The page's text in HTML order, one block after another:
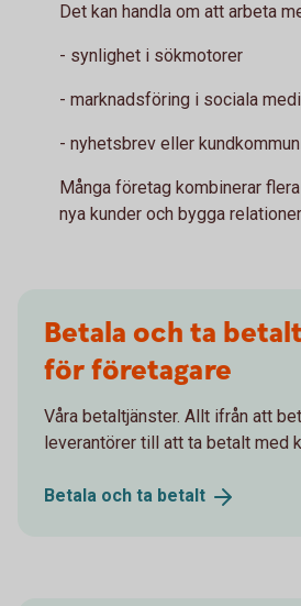
Det kan handla om att arbeta
- synlighet i sökmotorer
- marknadsföring i sociala
- nyhetsbrev eller
Många företag kombinerar
nya kunder och bygga
Betala och ta
för företagare
Våra betaltjänster. Allt ifrån att
leverantörer till att ta betalt med
Betala och ta betalt